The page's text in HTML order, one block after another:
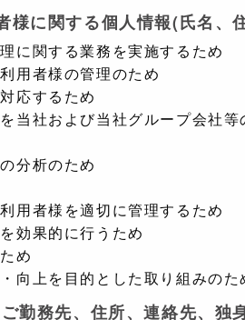
に関する個人情報(氏名、
に関する業務を実施するため
用者様の管理のため
応するため
当社および当社グループ会社
分析のため
用者様を適切に管理するため
効果的に行うため
め
向上を目的とした取り組みのた
勤務先、住所、連絡先、独